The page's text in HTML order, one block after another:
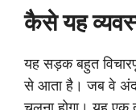
कैसे यह
यह सड़क बहुत
से आता है। जब वे